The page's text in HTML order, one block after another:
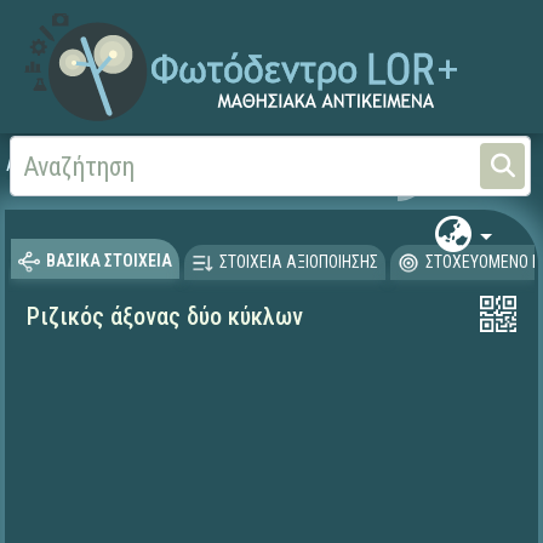
Αρχική
ΒΑΣΙΚΑ ΣΤΟΙΧΕΙΑ ΣΤΟΙΧΕΙΑ ΑΞΙΟΠΟΙΗΣΗΣ ΣΤΟΧΕΥΟΜΕΝΟ
Ριζικός άξονας δύο κύκλων